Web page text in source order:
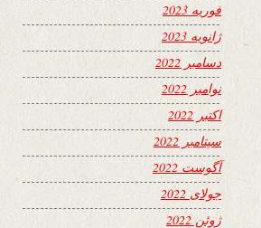
فوریه 2023
ژانویه 2023
دسامبر 2022
نوامبر 2022
اکتبر 2022
سپتامبر 2022
آگوست 2022
جولای 2022
ژوئن 2022